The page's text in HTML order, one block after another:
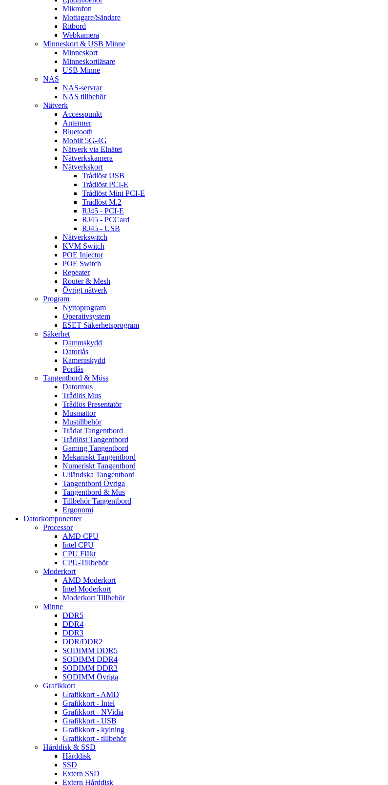
Mikrofon
Mottagare/Sändare
Ritbord
Webkamera
Minneskort & USB Minne
Minneskort
Minneskortläsare
USB Minne
NAS
NAS-servrar
NAS tillbehör
Nätverk
Accesspunkt
Antenner
Bluetooth
Mobilt 5G-4G
Nätverk via Elnätet
Nätverkskamera
Nätverkskort
Trådlöst USB
Trådlöst PCI-E
Trådlöst Mini PCI-E
Trådlöst M.2
RJ45 - PCI-E
RJ45 - PCCard
RJ45 - USB
Nätverkswitch
KVM Switch
POE Injector
POE Switch
Repeater
Router & Mesh
Övrigt nätverk
Program
Nyttoprogram
Operativsystem
ESET Säkerhetsprogram
Säkerhet
Dammskydd
Datorlås
Kameraskydd
Portlås
Tangentbord & Möss
Datormus
Trådlös Mus
Trådlös Presentatör
Musmattor
Mustillbehör
Trådat Tangentbord
Trådlöst Tangentbord
Gaming Tangentbord
Mekaniskt Tangentbord
Numeriskt Tangentbord
Utländska Tangentbord
Tangentbord Övriga
Tangentbord & Mus
Tillbehör Tangentbord
Ergonomi
Datorkomponenter
Processor
AMD CPU
Intel CPU
CPU Fläkt
CPU-Tillbehör
Moderkort
AMD Moderkort
Intel Moderkort
Moderkort Tillbehör
Minne
DDR5
DDR4
DDR3
DDR/DDR2
SODIMM DDR5
SODIMM DDR4
SODIMM DDR3
SODIMM Övriga
Grafikkort
Grafikkort - AMD
Grafikkort - Intel
Grafikkort - NVidia
Grafikkort - USB
Grafikkort - kylning
Grafikkort - tillbehör
Hårddisk & SSD
Hårddisk
SSD
Extern SSD
Extern Hårddisk